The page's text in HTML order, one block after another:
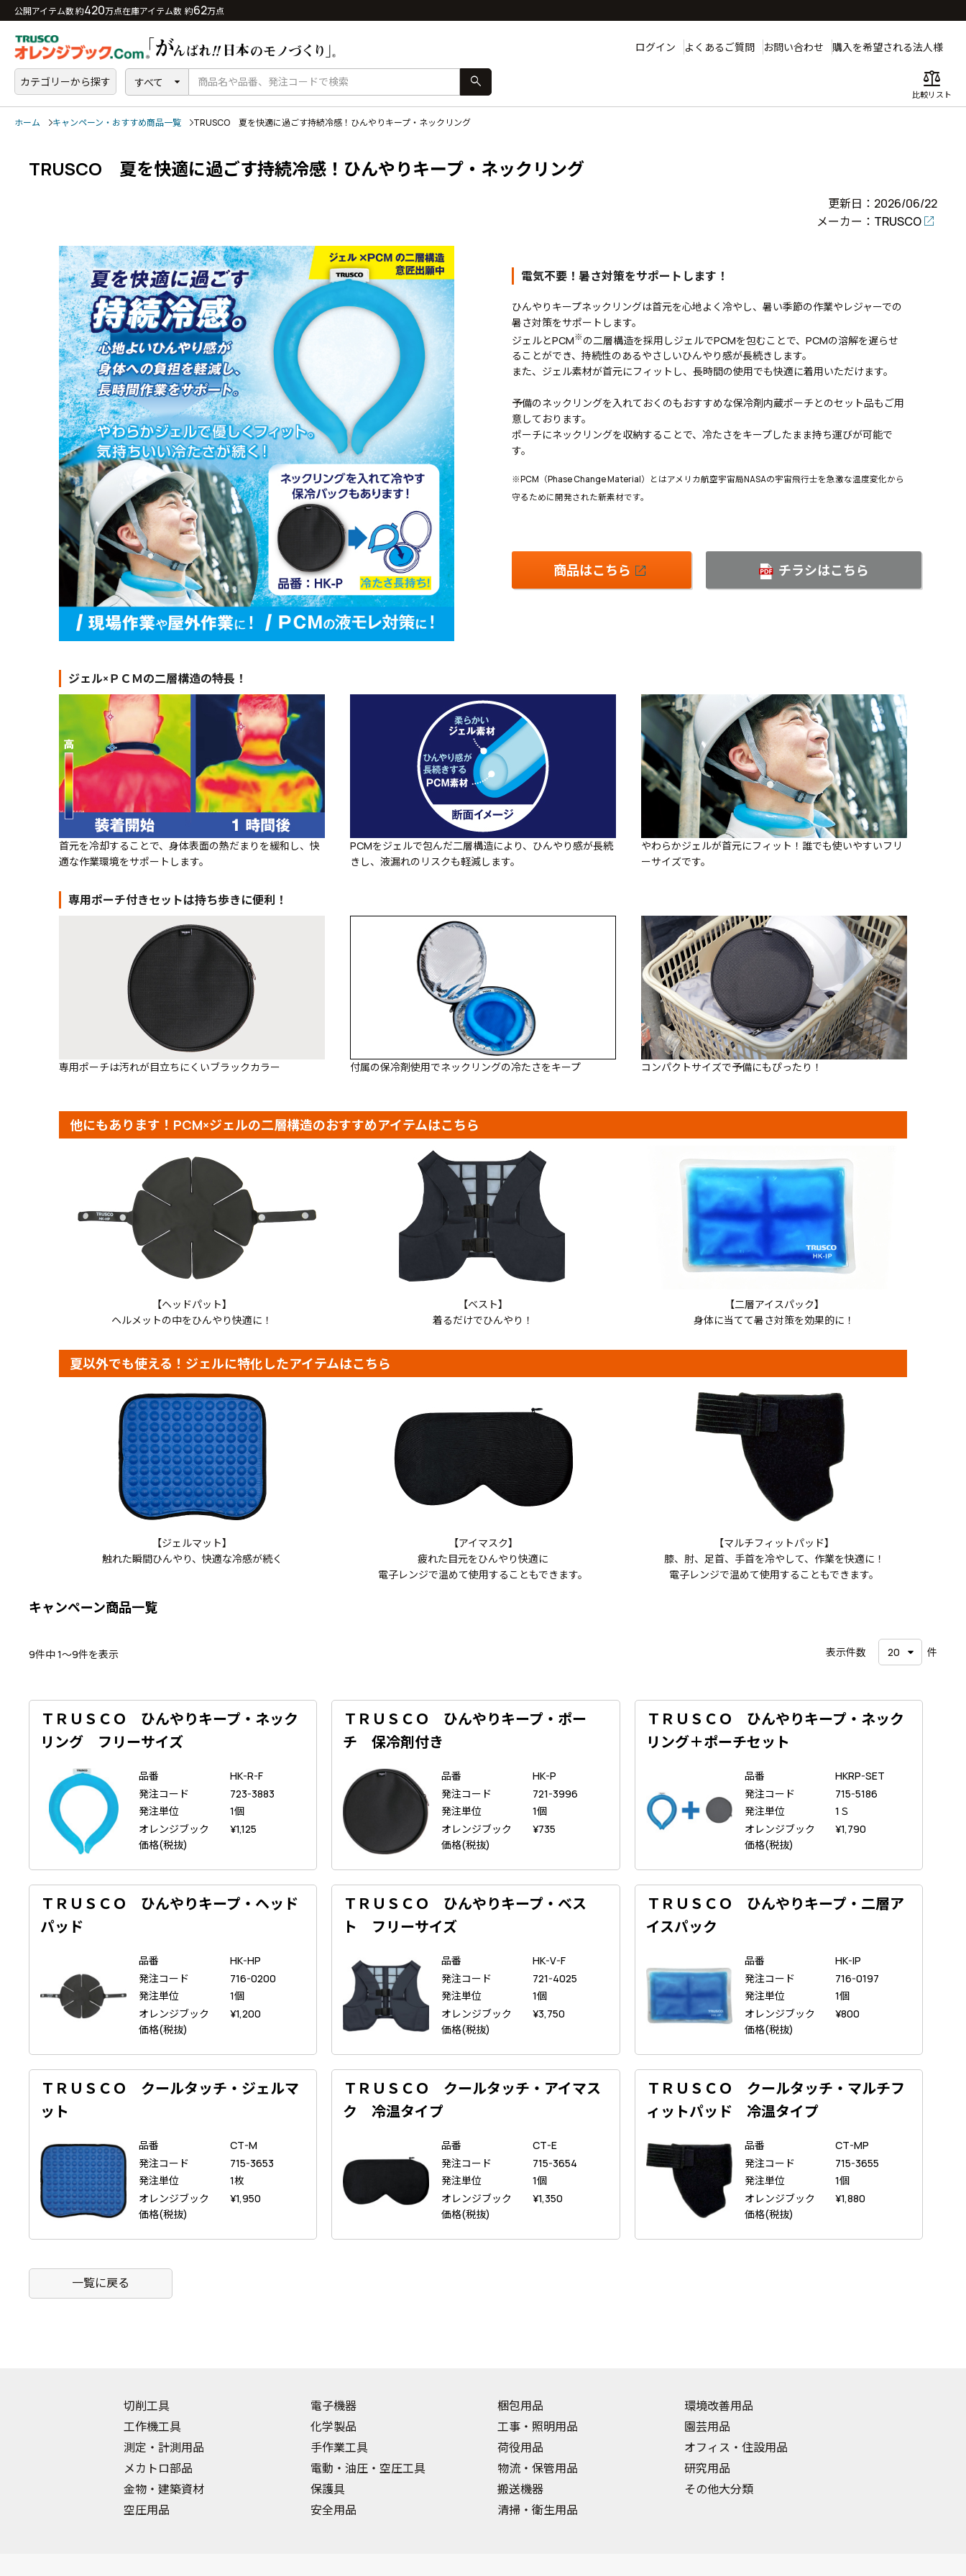
公開アイテム数 約420万点在庫アイテム数 約62万点
ログイン よくあるご質問 お問い合わせ 購入を希望される法人様
カテゴリーから探す すべて search balance
比較リスト
ホーム キャンペーン・おすすめ商品一覧 TRUSCO 夏を快適に過ごす持続冷感！ひんやりキープ・ネックリング
TRUSCO 夏を快適に過ごす持続冷感！ひんやりキープ・ネックリング
更新日：2026/06/22
メーカー： TRUSCO
電気不要！暑さ対策をサポートします！
ひんやりキープネックリングは首元を心地よく冷やし、暑い季節の作業やレジャーでの
暑さ対策をサポートします。
ジェルとPCM※ の二層構造を採用しジェルでPCMを包むことで、PCMの溶解を遅らせ
ることができ、持続性のあるやさしいひんやり感が長続きします。
また、ジェル素材が首元にフィットし、長時間の使用でも快適に着用いただけます。
予備のネックリングを入れておくのもおすすめな保冷剤内蔵ポーチとのセット品もご用
意しております。
ポーチにネックリングを収納することで、冷たさをキープしたまま持ち運びが可能で
す。
※PCM（Phase Change Material）とはアメリカ航空宇宙局NASAの宇宙飛行士を急激な温度変化から
守るために開発された新素材です。
商品はこちら チラシはこちら
ジェル×ＰＣＭの二層構造の特長！
首元を冷却することで、身体表面の熱だまりを緩和し、快
適な作業環境をサポートします。
PCMをジェルで包んだ二層構造により、ひんやり感が長続
きし、液漏れのリスクも軽減します。
やわらかジェルが首元にフィット！誰でも使いやすいフリ
ーサイズです。
専用ポーチ付きセットは持ち歩きに便利！
専用ポーチは汚れが目立ちにくいブラックカラー 付属の保冷剤使用でネックリングの冷たさをキープ コンパクトサイズで予備にもぴったり！
他にもあります！PCM×ジェルの二層構造のおすすめアイテムはこちら
【ヘッドパット】
ヘルメットの中をひんやり快適に！
【ベスト】
着るだけでひんやり！
【二層アイスパック】
身体に当てて暑さ対策を効果的に！
夏以外でも使える！ジェルに特化したアイテムはこちら
【ジェルマット】
触れた瞬間ひんやり、快適な冷感が続く
【アイマスク】
疲れた目元をひんやり快適に
電子レンジで温めて使用することもできます。
【マルチフィットパッド】
膝、肘、足首、手首を冷やして、作業を快適に！
電子レンジで温めて使用することもできます。
キャンペーン商品一覧
9件中 1〜9件を表示 表示件数 件
ＴＲＵＳＣＯ ひんやりキープ・ネック
リング フリーサイズ
品番
HK-R-F
発注コード
723-3883
発注単位
1個
オレンジブック
価格(税抜)
¥1,125
ＴＲＵＳＣＯ ひんやりキープ・ポー
チ 保冷剤付き
品番
HK-P
発注コード
721-3996
発注単位
1個
オレンジブック
価格(税抜)
¥735
ＴＲＵＳＣＯ ひんやりキープ・ネック
リング＋ポーチセット
品番
HKRP-SET
発注コード
715-5186
発注単位
1Ｓ
オレンジブック
価格(税抜)
¥1,790
ＴＲＵＳＣＯ ひんやりキープ・ヘッド
パッド
品番
HK-HP
発注コード
716-0200
発注単位
1個
オレンジブック
価格(税抜)
¥1,200
ＴＲＵＳＣＯ ひんやりキープ・ベス
ト フリーサイズ
品番
HK-V-F
発注コード
721-4025
発注単位
1個
オレンジブック
価格(税抜)
¥3,750
ＴＲＵＳＣＯ ひんやりキープ・二層ア
イスパック
品番
HK-IP
発注コード
716-0197
発注単位
1個
オレンジブック
価格(税抜)
¥800
ＴＲＵＳＣＯ クールタッチ・ジェルマ
ット
品番
CT-M
発注コード
715-3653
発注単位
1枚
オレンジブック
価格(税抜)
¥1,950
ＴＲＵＳＣＯ クールタッチ・アイマス
ク 冷温タイプ
品番
CT-E
発注コード
715-3654
発注単位
1個
オレンジブック
価格(税抜)
¥1,350
ＴＲＵＳＣＯ クールタッチ・マルチフ
ィットパッド 冷温タイプ
品番
CT-MP
発注コード
715-3655
発注単位
1個
オレンジブック
価格(税抜)
¥1,880
一覧に戻る
切削工具
工作機工具
測定・計測用品
メカトロ部品
金物・建築資材
空圧用品
電子機器
化学製品
手作業工具
電動・油圧・空圧工具
保護具
安全用品
梱包用品
工事・照明用品
荷役用品
物流・保管用品
搬送機器
清掃・衛生用品
環境改善用品
園芸用品
オフィス・住設用品
研究用品
その他大分類